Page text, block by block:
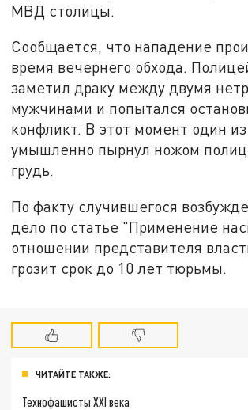
МВД столицы.
Сообщается, что нападение
время вечернего обхода.
заметил драку между двумя
мужчинами и попытался
конфликт. В этот момент один
умышленно пырнул ножом
грудь.
По факту случившегося
дело по статье "Применение
отношении представителя
грозит срок до 10 лет тюрьмы.
ЧИТАЙТЕ ТАКЖЕ:
Технофашисты XXI века